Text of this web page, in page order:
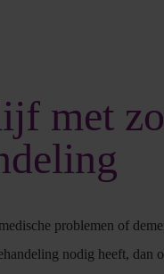
met
problemen of
nodig heeft, dan